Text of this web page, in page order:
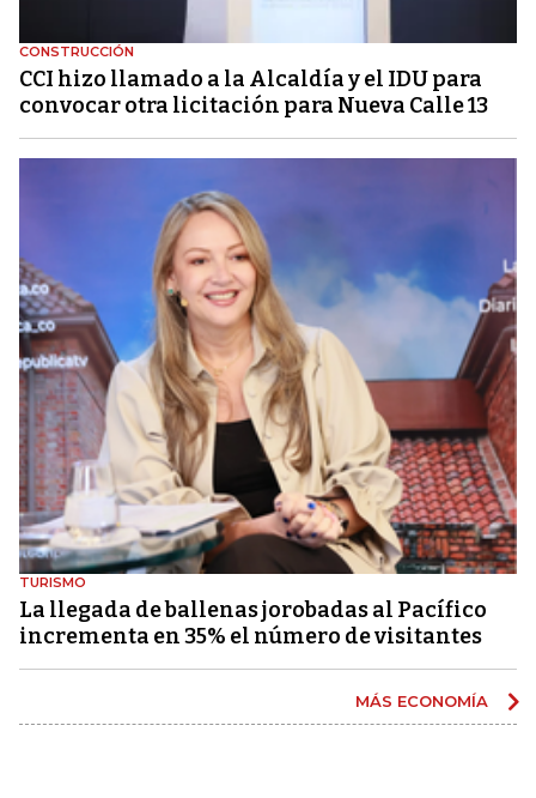
CONSTRUCCIÓN
CCI hizo llamado a la Alcaldía y el IDU para
convocar otra licitación para Nueva Calle 13
TURISMO
La llegada de ballenas jorobadas al Pacífico
incrementa en 35% el número de visitantes
MÁS ECONOMÍA